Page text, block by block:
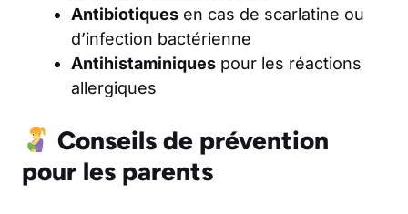
Antibiotiques en cas de scarlatine ou
d’infection bactérienne
Antihistaminiques pour les réactions
allergiques
Conseils de prévention
pour les parents